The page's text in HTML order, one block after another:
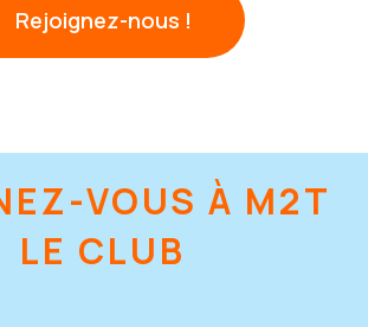
Rejoignez-nous !
VOUS À M2T
LE CLUB